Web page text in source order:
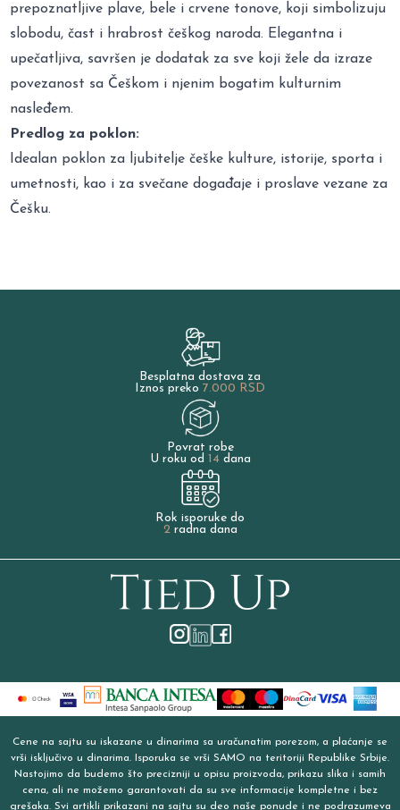
prepoznatljive plave, bele i crvene tonove, koji simbolizuju
slobodu, čast i hrabrost češkog naroda. Elegantna i
upečatljiva, savršen je dodatak za sve koji žele da izraze
povezanost sa Češkom i njenim bogatim kulturnim
nasleđem.
Predlog za poklon:
Idealan poklon za ljubitelje češke kulture, istorije, sporta i
umetnosti, kao i za svečane događaje i proslave vezane za
Češku.
Besplatna dostava za
Iznos preko 7.000 RSD
Povrat robe
U roku od 14dana
Rok isporuke do
2radna dana
Cene na sajtu su iskazane u dinarima sa uračunatim porezom, a plaćanje se
vrši isključivo u dinarima. Isporuka se vrši SAMO na teritoriji Republike Srbije.
Nastojimo da budemo što precizniji u opisu proizvoda, prikazu slika i samih
cena, ali ne možemo garantovati da su sve informacije kompletne i bez
grešaka. Svi artikli prikazani na sajtu su deo naše ponude i ne podrazumeva